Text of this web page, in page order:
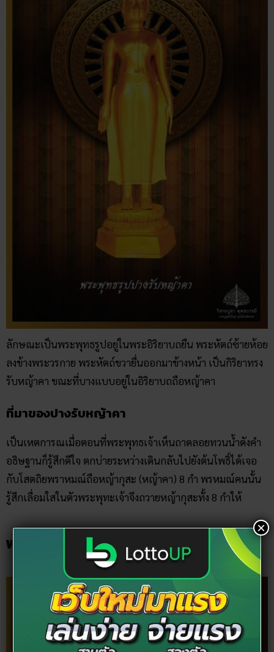
ลักษณะเป็นพระพุทธรูปอยู่ในพระอิริยาบถยืน พระหัตถ์ซ้ายห้อย
ลงข้างพระวรกาย พระหัตถ์ขวายื่นออกมาข้างหน้า เป็นกิริยาทรง
รับหญ้าคา ขณะที่บางแบบอยู่ในอิริยาบถถือหญ้าคา
ที่มาของปางรับหญ้าคา
เป็นเหตการณเมื่อตอนที่พระพุทธเจ้าเห็นถาดลอยทวนน้ำดังคำ
อธิษฐานก็รู้สึกดีใจ ตกบ่ายระหว่างเดินกลับไปยังต้นโพธิ์ได้เจอ
กับโสตถิยพราหมณ์ถือหญ้ากุสะ (หญ้าคา) 8 กำ พรหมณ์คนนั้น
รู้สึกเลื่อมใสในตัวพระพุทะเจ้าจึงถวายหญ้ากุสะทั้ง 8 กำให้
พระพุทธรูปปางมารวิชัย
×